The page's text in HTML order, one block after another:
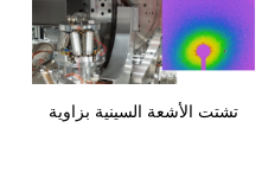
تشتت الأشعة السينية بزاوية